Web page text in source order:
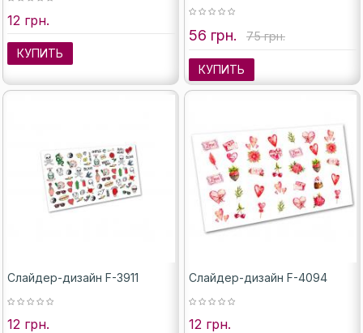
12 грн.
КУПИТЬ
56 грн. 75 грн.
КУПИТЬ
Слайдер-дизайн F-3911
12 грн.
Слайдер-дизайн F-4094
12 грн.